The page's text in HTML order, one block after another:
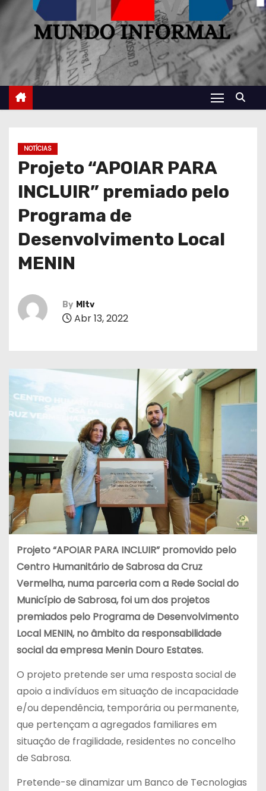
NOTÍCIAS
Projeto “APOIAR PARA
INCLUIR” premiado pelo
Programa de
Desenvolvimento Local
MENIN
By MItv
Abr 13, 2022
Projeto “APOIAR PARA INCLUIR” promovido pelo
Centro Humanitário de Sabrosa da Cruz
Vermelha, numa parceria com a Rede Social do
Município de Sabrosa, foi um dos projetos
premiados pelo Programa de Desenvolvimento
Local MENIN, no âmbito da responsabilidade
social da empresa Menin Douro Estates.
O projeto pretende ser uma resposta social de
apoio a indivíduos em situação de incapacidade
e/ou dependência, temporária ou permanente,
que pertençam a agregados familiares em
situação de fragilidade, residentes no concelho
de Sabrosa.
Pretende-se dinamizar um Banco de Tecnologias